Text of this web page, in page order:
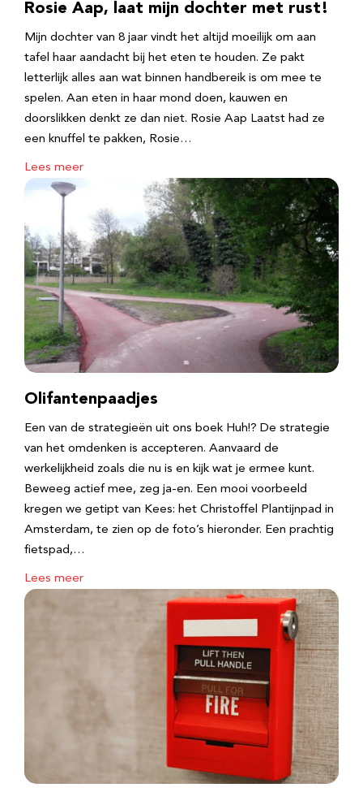
Rosie Aap, laat mijn dochter met rust!
Mijn dochter van 8 jaar vindt het altijd moeilijk om aan
tafel haar aandacht bij het eten te houden. Ze pakt
letterlijk alles aan wat binnen handbereik is om mee te
spelen. Aan eten in haar mond doen, kauwen en
doorslikken denkt ze dan niet. Rosie Aap Laatst had ze
een knuffel te pakken, Rosie…
Lees meer
Olifantenpaadjes
Een van de strategieën uit ons boek Huh!? De strategie
van het omdenken is accepteren. Aanvaard de
werkelijkheid zoals die nu is en kijk wat je ermee kunt.
Beweeg actief mee, zeg ja-en. Een mooi voorbeeld
kregen we getipt van Kees: het Christoffel Plantijnpad in
Amsterdam, te zien op de foto’s hieronder. Een prachtig
fietspad,…
Lees meer